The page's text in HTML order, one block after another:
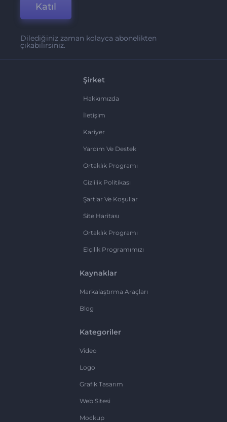
Katıl
Dilediğiniz zaman kolayca abonelikten
çıkabilirsiniz.
Şirket
Hakkımızda
İletişim
Kariyer
Yardım Ve Destek
Ortaklık Programı
Gizlilik Politikası
Şartlar Ve Koşullar
Site Haritası
Ortaklık Programı
Elçilik Programımızı
Kaynaklar
Markalaştırma Araçları
Blog
Kategoriler
Video
Logo
Grafik Tasarım
Web Sitesi
Mockup